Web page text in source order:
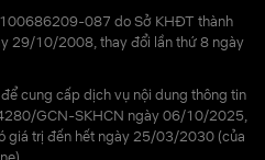
087 do Sở KHĐT thành
29/10/2008, thay đổi lần thứ 8 ngày
cung cấp dịch vụ nội dung thông tin
GCN-SKHCN ngày 06/10/2025,
giá trị đến hết ngày 25/03/2030 (của